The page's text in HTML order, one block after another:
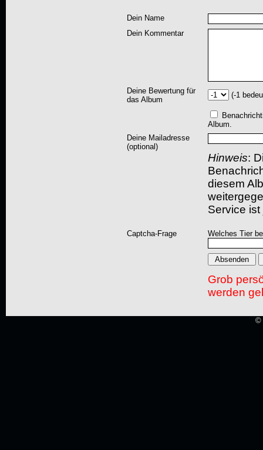
Dein Name
Dein Kommentar
Deine Bewertung für
das Album
(-1
Album.
Deine Mailadresse
(optional)
Hinweis:
diesem
Service
Captcha-Frage Welches Tier
Grob
werden
©